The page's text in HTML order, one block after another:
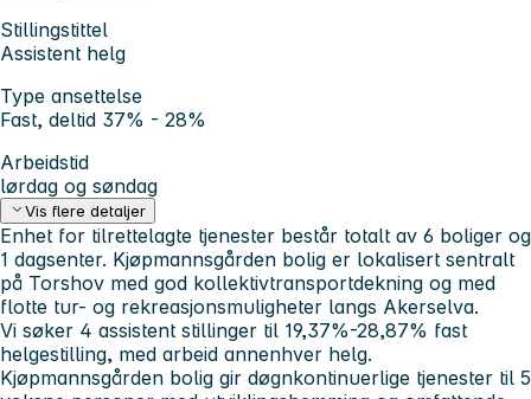
Stillingstittel
Assistent helg
Type ansettelse
Fast, deltid 37% - 28%
Arbeidstid
lørdag og søndag
Vis flere detaljer
Enhet for tilrettelagte tjenester består totalt av 6 boliger og
1 dagsenter. Kjøpmannsgården bolig er lokalisert sentralt
på Torshov med god kollektivtransportdekning og med
flotte tur- og rekreasjonsmuligheter langs Akerselva.
Vi søker 4 assistent stillinger til 19,37%-28,87% fast
helgestilling, med arbeid annenhver helg.
Kjøpmannsgården bolig gir døgnkontinuerlige tjenester til 5